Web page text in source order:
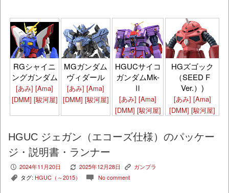
RGシャイニ
ングガンダム
[あみ] [Ama]
[DMM] [駿河屋]
MGガンダム
ヴィダール
[あみ] [Ama]
[DMM] [駿河屋]
HGUCサイコ
ガンダムMk-
Ⅱ
[あみ] [Ama]
[DMM] [駿河屋]
HGズゴック
（SEED F
Ver.）)
[あみ] [Ama]
[DMM] [駿河屋]
HGUC ジェガン（エコーズ仕様）のパッケー
ジ・説明書・ランナー
P 2024年11月20日 V 2025年12月28日 K ガンプラ
, タグ: HGUC（～2015） c No comment